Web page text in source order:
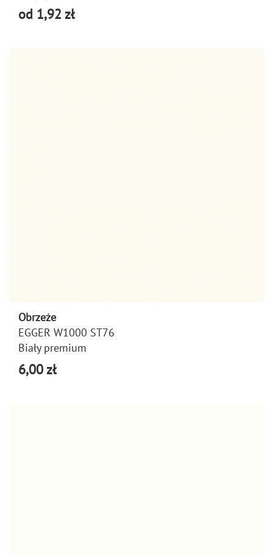
od 1,92 zł
Obrzeże
EGGER W1000 ST76
Biały premium
6,00 zł